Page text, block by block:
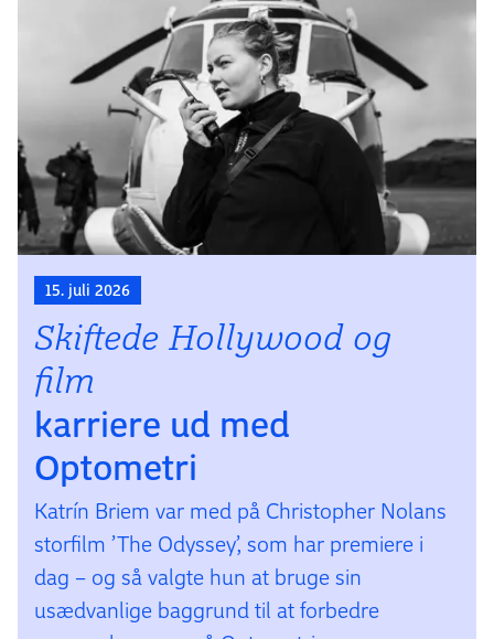
15. juli 2026
Skiftede Hollywood og
film­
karriere ud med
Optometri
Katrín Briem var med på Christopher Nolans
storfilm ’The Odyssey’, som har premiere i
dag – og så valgte hun at bruge sin
usædvanlige baggrund til at forbedre